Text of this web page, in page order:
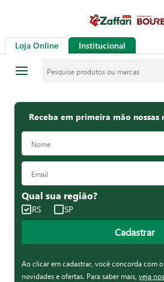
Loja Online Institucional
Receba em primeira mão nossas
Qual sua região?
RS SP
Cadastrar
Ao clicar em cadastrar, você concorda com
novidades e ofertas. Para saber mais, veja